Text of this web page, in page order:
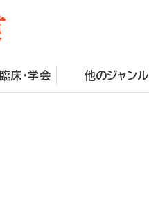
臨床・学会 他のジャンル